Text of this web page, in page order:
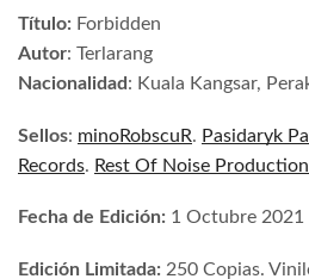
Título: Forbidden
Autor: Terlarang
Nacionalidad : Kuala Kangsar,
Sellos: minoRobscuR. Pasidaryk
Records. Rest Of Noise
Fecha de Edición: 1 Octubre 2021
Edición Limitada: 250 Copias.